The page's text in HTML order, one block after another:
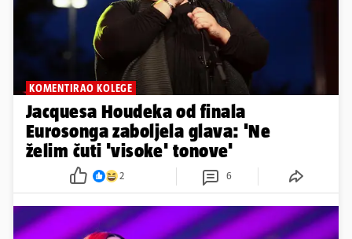
KOMENTIRAO KOLEGE
Jacquesa Houdeka od finala
Eurosonga zaboljela glava: 'Ne
želim čuti 'visoke' tonove'
2 6